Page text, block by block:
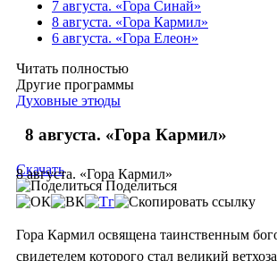
7 августа. «Гора Синай»
8 августа. «Гора Кармил»
6 августа. «Гора Елеон»
Читать полностью
Другие программы
Духовные этюды
8 августа. «Гора Кармил»
8 августа. «Гора Кармил»
Скачать
Поделиться
Гора Кармил освящена таинственным
свидетелем которого стал великий